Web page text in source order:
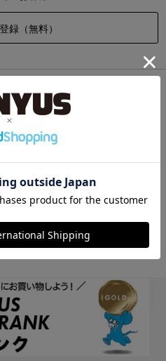
ていただくと次回以降、そのIDで